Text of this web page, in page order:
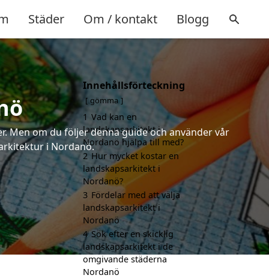
Städer Om / kontakt Blogg
Men om du följer denna guide och använder vår
i Nordanö.
Innehållsförteckning
gömma
1 Vad kan en
landskapsarkitekt i
Nordanö hjälpa till med?
2 Hur mycket kostar en
landskapsarkitekt i
Nordanö?
3 Fördelar med att välja
landskapsarkitekt i
Nordanö
4 Sök efter en skicklig
landskapsarkitekt i de
omgivande städerna
Nordanö